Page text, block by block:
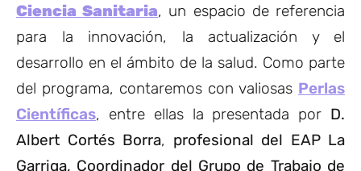
Ciencia Sanitaria, un espacio de referencia
para la innovación, la actualización y el
desarrollo en el ámbito de la salud. Como parte
del programa, contaremos con valiosas Perlas
Científicas, entre ellas la presentada por D.
Albert Cortés Borra, profesional del EAP La
Garriga, Coordinador del Grupo de Trabajo de